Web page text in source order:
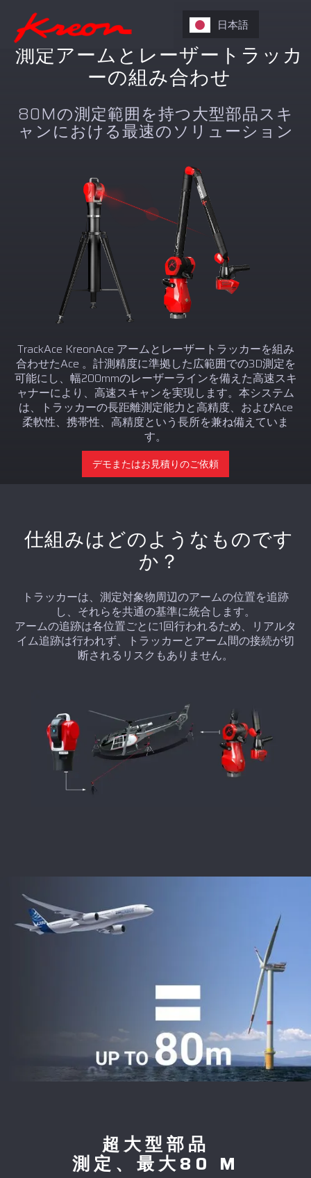
測定アームとレーザートラッカ
ーの組み合わせ
80Mの測定範囲を持つ大型部品スキ
ャンにおける最速のソリューション
TrackAce KreonAce アームとレーザートラッカーを組み
合わせたAce 。計測精度に準拠した広範囲での3D測定を
可能にし、幅200mmのレーザーラインを備えた高速スキ
ャナーにより、高速スキャンを実現します。本システム
は、トラッカーの長距離測定能力と高精度、およびAce
柔軟性、携帯性、高精度という長所を兼ね備えていま
す。
デモまたはお見積りのご依頼
仕組みはどのようなものです
か？
トラッカーは、測定対象物周辺のアームの位置を追跡
し、それらを共通の基準に統合します。
アームの追跡は各位置ごとに1回行われるため、リアルタ
イム追跡は行われず、トラッカーとアーム間の接続が切
断されるリスクもありません。
超大型部品
測定、最大80 M
日本語